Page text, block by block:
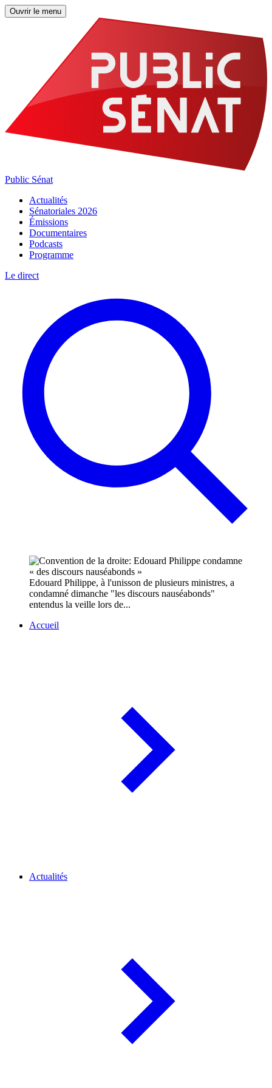
Ouvrir le menu
Public Sénat
Actualités
Sénatoriales 2026
Émissions
Documentaires
Podcasts
Programme
Le direct
Edouard Philippe, à l'unisson de plusieurs ministres, a
condamné dimanche "les discours nauséabonds"
entendus la veille lors de...
Accueil
Actualités